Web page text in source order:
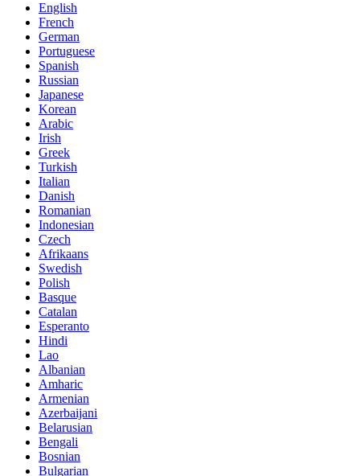
English
French
German
Portuguese
Spanish
Russian
Japanese
Korean
Arabic
Irish
Greek
Turkish
Italian
Danish
Romanian
Indonesian
Czech
Afrikaans
Swedish
Polish
Basque
Catalan
Esperanto
Hindi
Lao
Albanian
Amharic
Armenian
Azerbaijani
Belarusian
Bengali
Bosnian
Bulgarian